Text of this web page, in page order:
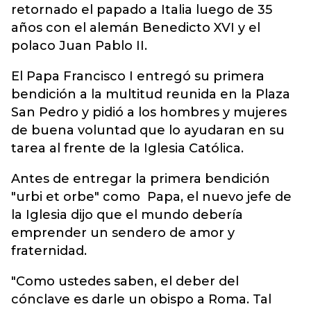
retornado el papado a Italia luego de 35
años con el alemán Benedicto XVI y el
polaco Juan Pablo II.
El Papa Francisco I entregó su primera
bendición a la multitud reunida en la Plaza
San Pedro y pidió a los hombres y mujeres
de buena voluntad que lo ayudaran en su
tarea al frente de la Iglesia Católica.
Antes de entregar la primera bendición
"urbi et orbe" como Papa, el nuevo jefe de
la Iglesia dijo que el mundo debería
emprender un sendero de amor y
fraternidad.
"Como ustedes saben, el deber del
cónclave es darle un obispo a Roma. Tal